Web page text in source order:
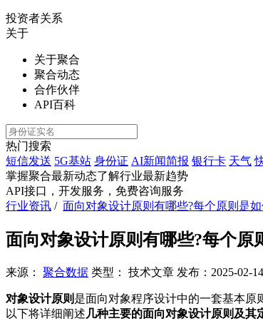
投资者关系
关于
关于聚合
聚合动态
合作伙伴
API百科
热门搜索
短信发送 5G基站 身份证 AI新闻简报 银行卡 天气
掌握聚合最新动态了解行业最新趋势
API接口，开发服务，免费咨询服务
行业资讯 / 面向对象设计原则有哪些?每个原则是
面向对象设计原则有哪些?每个原
来源： 聚合数据 类型： 技术文章 发布： 2025-02-
对象设计原则 是面向对象程序设计中的一套基本原
以下将详细阐述 几种主要的面向对象设计原则及其